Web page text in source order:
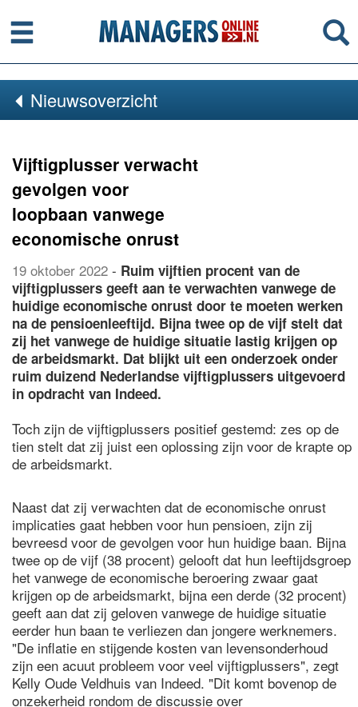
Menu
Nieuwsoverzicht
Vijftigplusser verwacht
gevolgen voor
loopbaan vanwege
economische onrust
19 oktober 2022 - Ruim vijftien procent van de
vijftigplussers geeft aan te verwachten vanwege de
huidige economische onrust door te moeten werken
na de pensioenleeftijd. Bijna twee op de vijf stelt dat
zij het vanwege de huidige situatie lastig krijgen op
de arbeidsmarkt. Dat blijkt uit een onderzoek onder
ruim duizend Nederlandse vijftigplussers uitgevoerd
in opdracht van Indeed.
Toch zijn de vijftigplussers positief gestemd: zes op de
tien stelt dat zij juist een oplossing zijn voor de krapte op
de arbeidsmarkt.
Naast dat zij verwachten dat de economische onrust
implicaties gaat hebben voor hun pensioen, zijn zij
bevreesd voor de gevolgen voor hun huidige baan. Bijna
twee op de vijf (38 procent) gelooft dat hun leeftijdsgroep
het vanwege de economische beroering zwaar gaat
krijgen op de arbeidsmarkt, bijna een derde (32 procent)
geeft aan dat zij geloven vanwege de huidige situatie
eerder hun baan te verliezen dan jongere werknemers.
"De inflatie en stijgende kosten van levensonderhoud
zijn een acuut probleem voor veel vijftigplussers", zegt
Kelly Oude Veldhuis van Indeed. "Dit komt bovenop de
onzekerheid rondom de discussie over